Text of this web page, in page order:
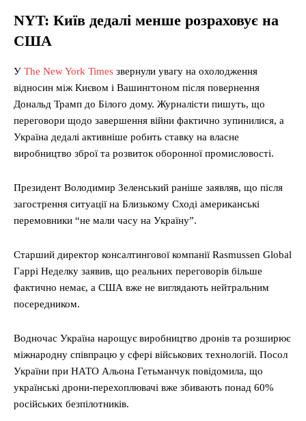
NYT: Київ дедалі менше розраховує на
США
У The New York Times звернули увагу на охолодження
відносин між Києвом і Вашингтоном після повернення
Дональд Трамп до Білого дому. Журналісти пишуть, що
переговори щодо завершення війни фактично зупинилися, а
Україна дедалі активніше робить ставку на власне
виробництво зброї та розвиток оборонної промисловості.
Президент Володимир Зеленський раніше заявляв, що після
загострення ситуації на Близькому Сході американські
перемовники “не мали часу на Україну”.
Старший директор консалтингової компанії Rasmussen Global
Гаррі Неделку заявив, що реальних переговорів більше
фактично немає, а США вже не виглядають нейтральним
посередником.
Водночас Україна нарощує виробництво дронів та розширює
міжнародну співпрацю у сфері військових технологій. Посол
України при НАТО Альона Гетьманчук повідомила, що
українські дрони-перехоплювачі вже збивають понад 60%
російських безпілотників.